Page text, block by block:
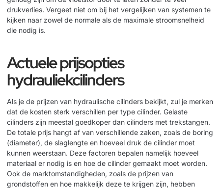
drukverlies. Vergeet niet om bij het vergelijken van systemen te
kijken naar zowel de normale als de maximale stroomsnelheid
die nodig is.
Actuele prijsopties
hydrauliekcilinders
Als je de prijzen van hydraulische cilinders bekijkt, zul je merken
dat de kosten sterk verschillen per type cilinder. Gelaste
cilinders zijn meestal goedkoper dan cilinders met trekstangen.
De totale prijs hangt af van verschillende zaken, zoals de boring
(diameter), de slaglengte en hoeveel druk de cilinder moet
kunnen weerstaan. Deze factoren bepalen namelijk hoeveel
materiaal er nodig is en hoe de cilinder gemaakt moet worden.
Ook de marktomstandigheden, zoals de prijzen van
grondstoffen en hoe makkelijk deze te krijgen zijn, hebben